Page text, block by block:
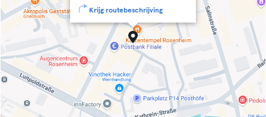
Krijg routebeschrijving